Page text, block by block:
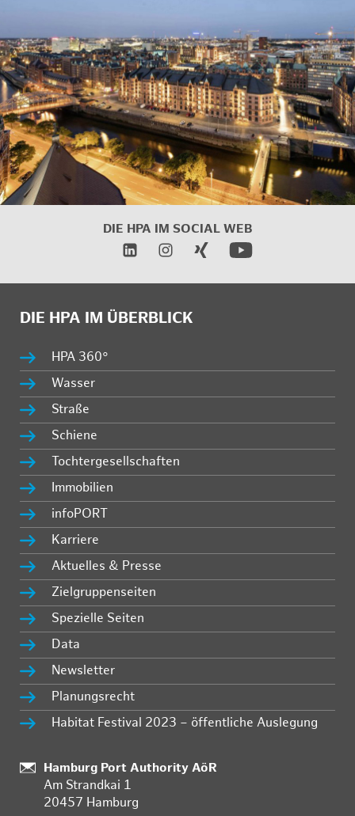
DIE HPA IM SOCIAL WEB
DIE HPA IM ÜBERBLICK
HPA 360°
Wasser
Straße
Schiene
Tochtergesellschaften
Immobilien
infoPORT
Karriere
Aktuelles & Presse
Zielgruppenseiten
Spezielle Seiten
Data
Newsletter
Planungsrecht
Habitat Festival 2023 – öffentliche Auslegung
:
Hamburg Port Authority AöR
Am Strandkai 1
20457 Hamburg